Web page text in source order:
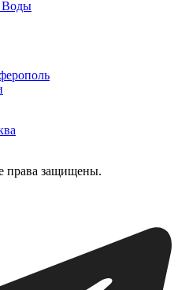
Воды
права защищены.